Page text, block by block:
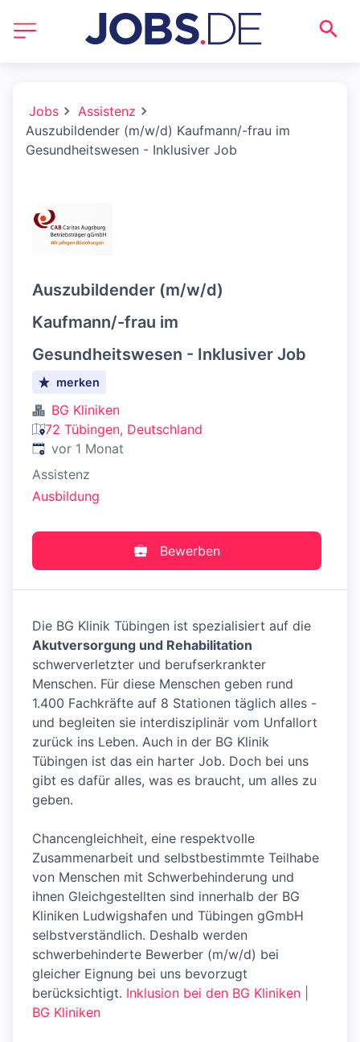
Jobs
Assistenz
Auszubildender (m/w/d) Kaufmann/-frau im
Gesundheitswesen - Inklusiver Job
Auszubildender (m/w/d)
Kaufmann/-frau im
Gesundheitswesen - Inklusiver Job
merken
BG Kliniken
72 Tübingen, Deutschland
Veröffentlicht:
vor 1 Monat
Assistenz
Ausbildung
Bewerben
Die BG Klinik Tübingen ist spezialisiert auf die
Akutversorgung und Rehabilitation
schwerverletzter und berufserkrankter
Menschen. Für diese Menschen geben rund
1.400 Fachkräfte auf 8 Stationen täglich alles -
und begleiten sie interdisziplinär vom Unfallort
zurück ins Leben. Auch in der BG Klinik
Tübingen ist das ein harter Job. Doch bei uns
gibt es dafür alles, was es braucht, um alles zu
geben.
Chancengleichheit, eine respektvolle
Zusammenarbeit und selbstbestimmte Teilhabe
von Menschen mit Schwerbehinderung und
ihnen Gleichgestellten sind innerhalb der BG
Kliniken Ludwigshafen und Tübingen gGmbH
selbstverständlich. Deshalb werden
schwerbehinderte Bewerber (m/w/d) bei
gleicher Eignung bei uns bevorzugt
berücksichtigt. Inklusion bei den BG Kliniken |
BG Kliniken